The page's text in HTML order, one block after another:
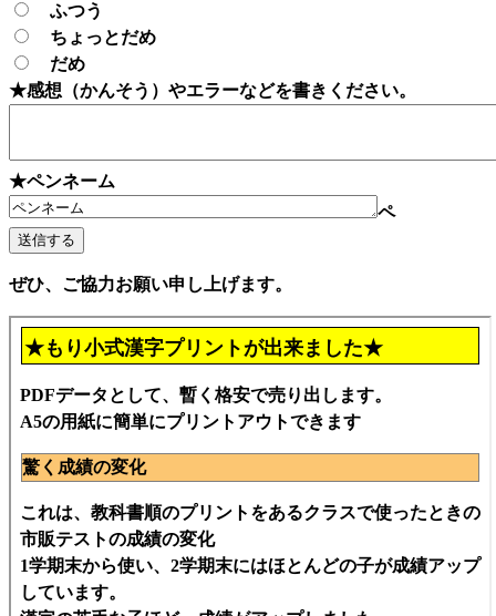
ふつう
ちょっとだめ
だめ
★感想（かんそう）やエラーなどを書きください。
★ペンネーム
ペ
ぜひ、ご協力お願い申し上げます。